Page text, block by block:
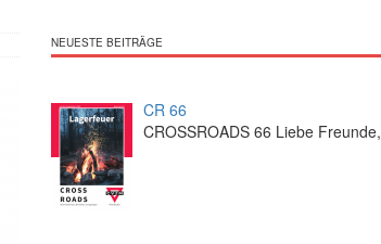
NEUESTE BEITRÄGE
CR 66
CROSSROADS 66 Liebe Freunde,